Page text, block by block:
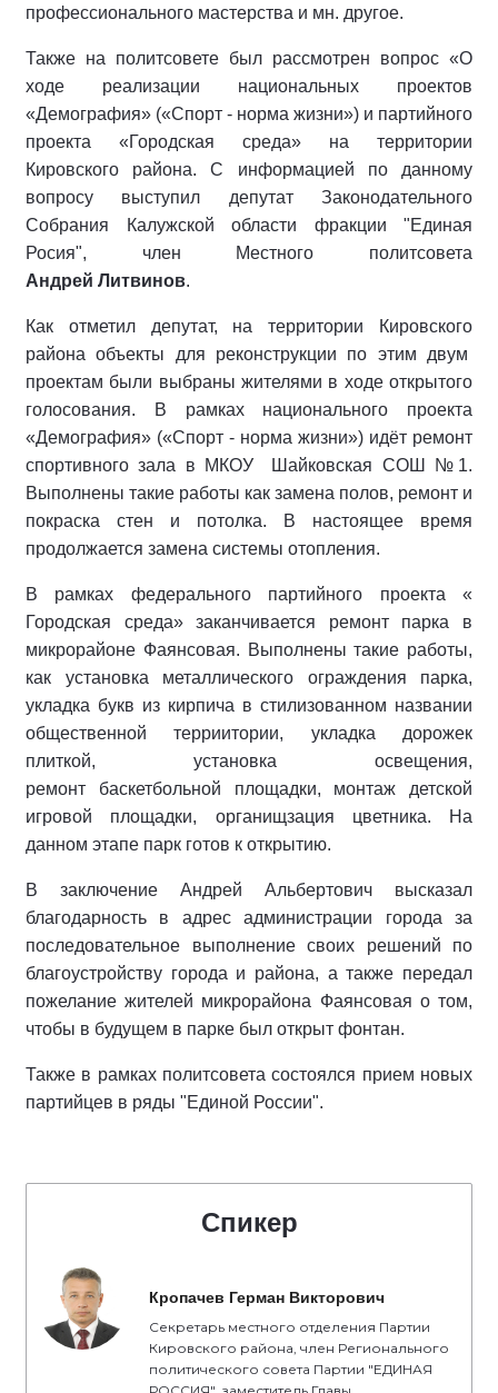
профессионального мастерства и мн. другое.
Также на политсовете был рассмотрен вопрос «О
ходе реализации национальных проектов
«Демография» («Спорт - норма жизни») и партийного
проекта «Городская среда» на территории
Кировского района. С информацией по данному
вопросу выступил депутат Законодательного
Собрания Калужской области фракции "Единая
Росия", член Местного политсовета
Андрей Литвинов.
Как отметил депутат, на территории Кировского
района объекты для реконструкции по этим двум
проектам были выбраны жителями в ходе открытого
голосования. В рамках национального проекта
«Демография» («Спорт - норма жизни») идёт ремонт
спортивного зала в МКОУ Шайковская СОШ №1.
Выполнены такие работы как замена полов, ремонт и
покраска стен и потолка. В настоящее время
продолжается замена системы отопления.
В рамках федерального партийного проекта «
Городская среда» заканчивается ремонт парка в
микрорайоне Фаянсовая. Выполнены такие работы,
как установка металлического ограждения парка,
укладка букв из кирпича в стилизованном названии
общественной терриитории, укладка дорожек
плиткой, установка освещения,
ремонт баскетбольной площадки, монтаж детской
игровой площадки, органищзация цветника. На
данном этапе парк готов к открытию.
В заключение Андрей Альбертович высказал
благодарность в адрес администрации города за
последовательное выполнение своих решений по
благоустройству города и района, а также передал
пожелание жителей микрорайона Фаянсовая о том,
чтобы в будущем в парке был открыт фонтан.
Также в рамках политсовета состоялся прием новых
партийцев в ряды "Единой России".
Спикер
Кропачев Герман Викторович
Секретарь местного отделения Партии
Кировского района, член Регионального
политического совета Партии "ЕДИНАЯ
РОССИЯ", заместитель Главы